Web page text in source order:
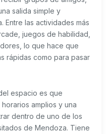
salida simple y
las actividades más
juegos de habilidad,
lo que hace que
rápidas como para pasar
espacio es que
amplios y una
dentro de uno de los
de Mendoza. Tiene